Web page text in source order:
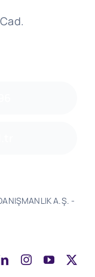
A.Ş. -